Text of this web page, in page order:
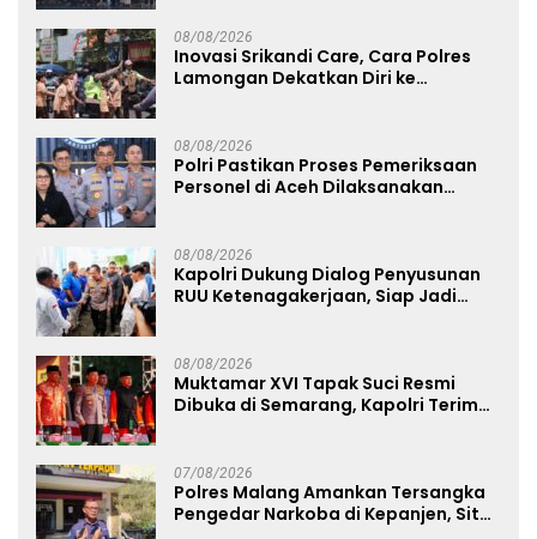
08/08/2026
Inovasi Srikandi Care, Cara Polres
Lamongan Dekatkan Diri ke
08/08/2026
Polri Pastikan Proses Pemeriksaan
Personel di Aceh Dilaksanakan
08/08/2026
Kapolri Dukung Dialog Penyusunan
RUU Ketenagakerjaan, Siap Jadi
08/08/2026
Muktamar XVI Tapak Suci Resmi
Dibuka di Semarang, Kapolri Terima
07/08/2026
Polres Malang Amankan Tersangka
Pengedar Narkoba di Kepanjen, Sita